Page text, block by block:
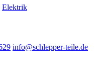
Elektrik
info@schlepper-teile.de